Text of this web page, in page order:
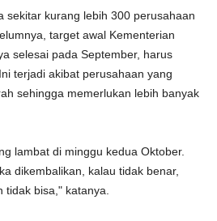
sekitar kurang lebih 300 perusahaan
target awal Kementerian
selesai pada September, harus
terjadi akibat perusahaan yang
sehingga memerlukan lebih banyak
lambat di minggu kedua Oktober.
dikembalikan, kalau tidak benar,
bisa," katanya.